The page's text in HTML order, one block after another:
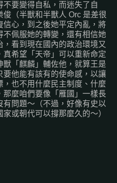
要變得自私，而迷失了自
（半獸和半獸人 Orc 是差很
心，到之後她平定內亂，將
不佩服她的轉變，還有相信她
看到現在國內的政治環境又
希望「天帝」可以重新命定
「麒麟」輔佐他，就算王是
他能有該有的使命感，以讓
也不用什麼民主制度、什麼
麼咱們要像「雁國」一樣長
問題～（不過，好像有史以
或朝代可以撐那麼久的～）